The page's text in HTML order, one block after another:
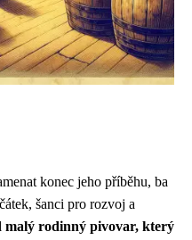
konec jeho příběhu, ba
šanci pro rozvoj a
malý rodinný pivovar, který